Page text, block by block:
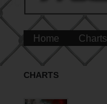
Home Charts
CHARTS